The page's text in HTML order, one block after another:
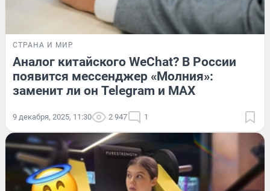
СТРАНА И МИР
Аналог китайского WeChat? В России
появится мессенджер «Молния»:
заменит ли он Telegram и MAX
9 декабря, 2025, 11:30 2 947 1